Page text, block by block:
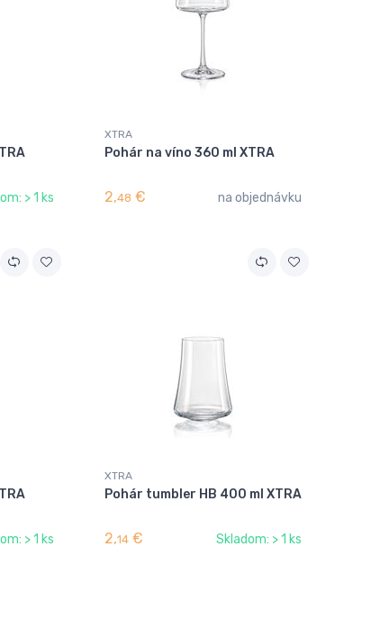
> 1 ks
XTRA
Pohár na víno 360 ml XTRA
2,48 € na objednávku
> 1 ks
XTRA
Pohár tumbler HB 400 ml XTRA
2,14€ Skladom: > 1 ks